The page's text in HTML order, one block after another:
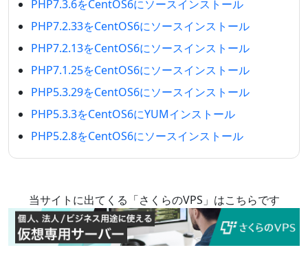
PHP7.3.6をCentOS6にソースインストール
PHP7.2.33をCentOS6にソースインストール
PHP7.2.13をCentOS6にソースインストール
PHP7.1.25をCentOS6にソースインストール
PHP5.3.29をCentOS6にソースインストール
PHP5.3.3をCentOS6にYUMインストール
PHP5.2.8をCentOS6にソースインストール
当サイトに出てくる「さくらのVPS」はこちらです